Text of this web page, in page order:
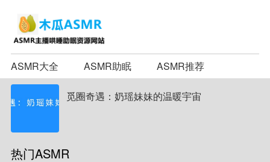
ASMR大全 ASMR助眠 ASMR推荐
觅圈奇遇：奶瑶妹妹的温暖宇宙
热门ASMR